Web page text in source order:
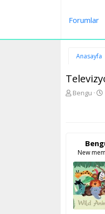
Forumlar
Anasayfa
K
ş
l
a
a
n
Bengu
ı
New